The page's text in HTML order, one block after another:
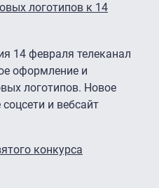
логотипов к 14
14 февраля телеканал
оформление и
логотипов. Новое
и вебсайт
конкурса